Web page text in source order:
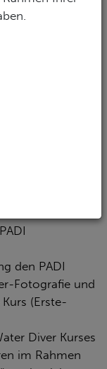
wird deine
unsere
zu
den PADI
Fotografie und
(Erste-
Diver Kurses
im Rahmen